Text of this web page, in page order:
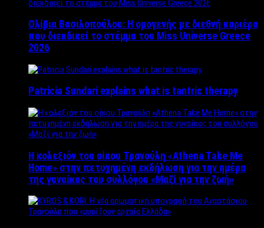
Ολίβια Βασιλοπούλου: Η ομογενής με διεθνή καριέρα
που διεκδικεί το στέμμα του Miss Universe Greece
2026
Patricia Sundari explains what is tantric therapy
Η κολεξιόν του οίκου Τρανούλη «Athena Take Me
Home» στην πετυχημένη εκδήλωση για την ημέρα
της γυναίκας του συλλόγου «Μαζί για την ζωή»